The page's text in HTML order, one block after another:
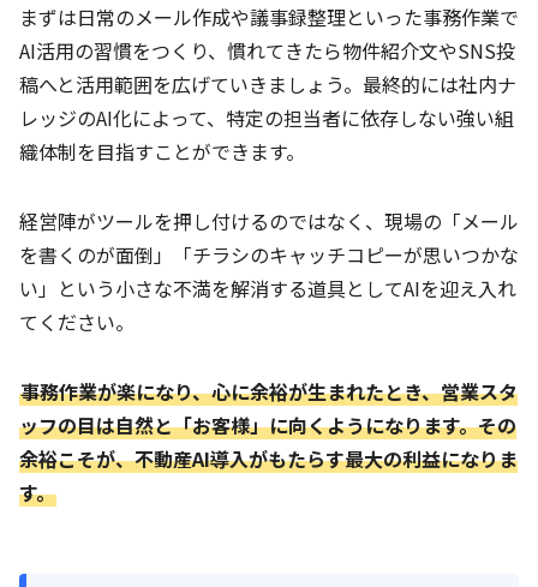
まずは日常のメール作成や議事録整理といった事務作業で
AI活用の習慣をつくり、慣れてきたら物件紹介文やSNS投
稿へと活用範囲を広げていきましょう。最終的には社内ナ
レッジのAI化によって、特定の担当者に依存しない強い組
織体制を目指すことができます。
経営陣がツールを押し付けるのではなく、現場の「メール
を書くのが面倒」「チラシのキャッチコピーが思いつかな
い」という小さな不満を解消する道具としてAIを迎え入れ
てください。
事務作業が楽になり、心に余裕が生まれたとき、営業スタ
ッフの目は自然と「お客様」に向くようになります。その
余裕こそが、不動産AI導入がもたらす最大の利益になりま
す。